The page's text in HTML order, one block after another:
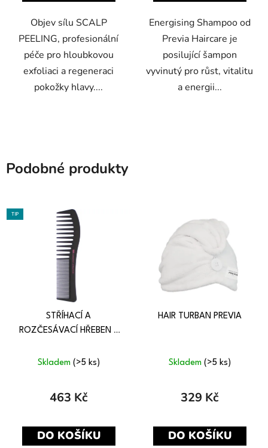
Objev sílu SCALP
PEELING, profesionální
péče pro hloubkovou
exfoliaci a regeneraci
pokožky hlavy....
Energising Shampoo od
Previa Haircare je
posilující šampon
vyvinutý pro růst, vitalitu
a energii...
Podobné produkty
TIP
STŘÍHACÍ A
ROZČESÁVACÍ HŘEBEN S
Skladem (>5 ks)
463 Kč
DO KOŠÍKU
HAIR TURBAN PREVIA
Skladem (>5 ks)
329 Kč
DO KOŠÍKU